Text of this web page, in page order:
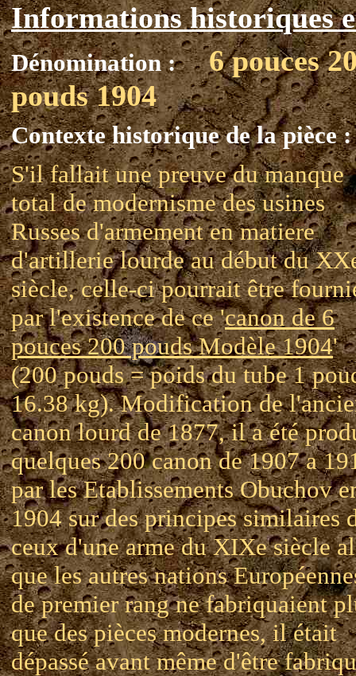
Informations historiques
Dénomination :
6 pouces
pouds 1904
Contexte historique de la pièce :
S'il fallait une preuve du manque
total de modernisme des usines
Russes d'armement en matiere
d'artillerie lourde au début du
siècle, celle-ci pourrait être
par l'existence de ce 'canon de 6
pouces 200 pouds Modèle 1904'
(200 pouds = poids du tube 1
16.38 kg). Modification de
canon lourd de 1877, il a été
quelques 200 canon de 1907 a
par les Etablissements Obuchov
1904 sur des principes similaires
ceux d'une arme du XIXe siècle
que les autres nations
de premier rang ne fabriquaient
que des pièces modernes, il était
dépassé avant même d'être